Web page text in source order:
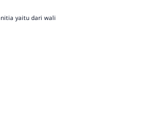
yaitu dari wali